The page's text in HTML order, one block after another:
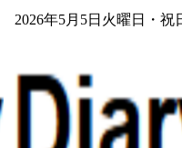
2026年5月5日火曜日・祝